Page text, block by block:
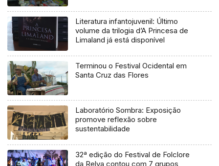
Literatura infantojuvenil: Último
volume da trilogia d’A Princesa de
Limaland já está disponível
Terminou o Festival Ocidental em
Santa Cruz das Flores
Laboratório Sombra: Exposição
promove reflexão sobre
sustentabilidade
32ª edição do Festival de Folclore
da Relva contou com 7 grupos